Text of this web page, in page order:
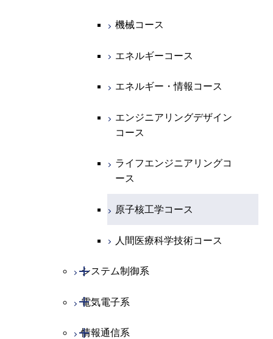
物理学コース
物質・情報卓越コース
化学コース
エネルギーコース
エネルギー・情報コース
地球惑星科学コース
機械コース
エネルギーコース
エネルギー・情報コース
エンジニアリングデザイン
コース
ライフエンジニアリングコ
ース
原子核工学コース
人間医療科学技術コース
システム制御系
開閉
システム制御コース
エンジニアリングデザイン
電気電子系
開閉
電気電子コース
情報通信系
開閉